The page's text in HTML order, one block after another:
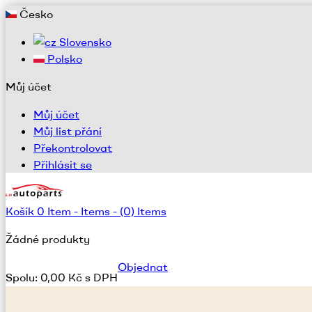
Česko
Slovensko
Polsko
Můj účet
Můj účet
Můj list přání
Překontrolovat
Přihlásit se
Košík 0 Item - Items - (0) Items
Žádné produkty
Spolu: 0,00 Kč s DPH
Objednat